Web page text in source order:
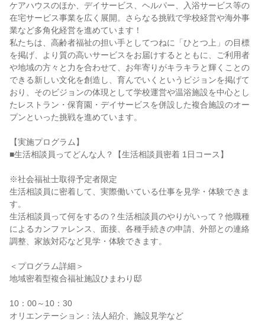
ケアハウスのほか、デイサービス、ヘルパー、入浴サービス等の
在宅サービス事業を広く展開。さらなる挑戦で学校経営や海外事
業など多角化経営を進めています！
私たちは、高齢者福祉の担い手としてつねに「ひとつ上」の目標
を掲げ、より質の高いサービスをお届けするとともに、ご利用者
や地域の方々と力を合わせて、お年寄りがキラキラと輝くことの
できる新しい文化を創造し、育んでいくというビジョンを掲げて
おり、そのビジョンの体現として学校運営や温浴施設を中心とし
たレストラン・保育園・デイサービスを併設した複合施設のオー
プンといった挑戦を進めています。
【実施プログラム】
■生活相談員ってどんな人？【生活相談員密着 1日コース】
※社会福祉士取得予定者限定
生活相談員に密着して、実際働いている仕事を見学・体験できま
す。
生活相談員って何をするの？生活相談員のやりがいって？他職種
によるカンファレンス、面接、各種手続きの申請、外部との連絡
調整、家族対応など見学・体験できます。
＜プログラム詳細＞
地域密着型複合福祉施設ひまわり邸
10：00～10：30
オリエンテーション：法人紹介、施設見学など